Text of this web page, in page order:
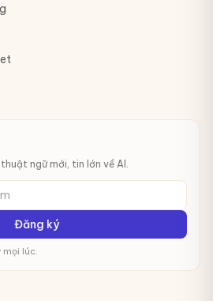
ngữ mới, tin lớn về AI.
Đăng ký
mọi lúc.